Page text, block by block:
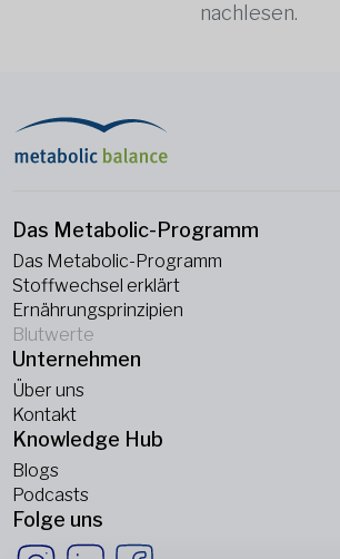
nachlesen.
Das Metabolic-Programm
Das Metabolic-Programm
Stoffwechsel erklärt
Ernährungsprinzipien
Blutwerte
Unternehmen
Über uns
Kontakt
Knowledge Hub
Blogs
Podcasts
Folge uns